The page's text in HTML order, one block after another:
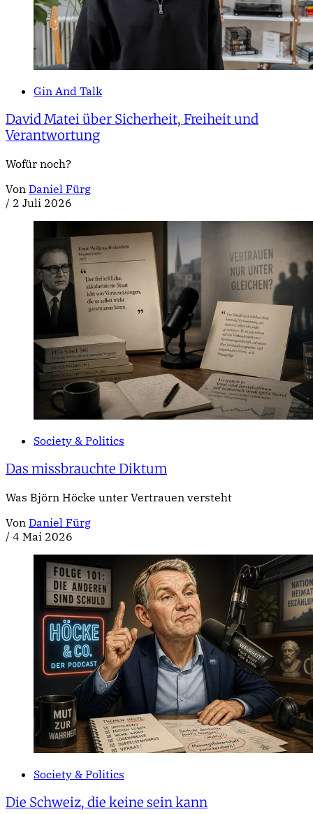
Gin And Talk
David Matei über Sicherheit, Freiheit und
Verantwortung
Wofür noch?
Von Daniel Fürg
/ 2 Juli 2026
Society & Politics
Das missbrauchte Diktum
Was Björn Höcke unter Vertrauen versteht
Von Daniel Fürg
/ 4 Mai 2026
Society & Politics
Die Schweiz, die keine sein kann